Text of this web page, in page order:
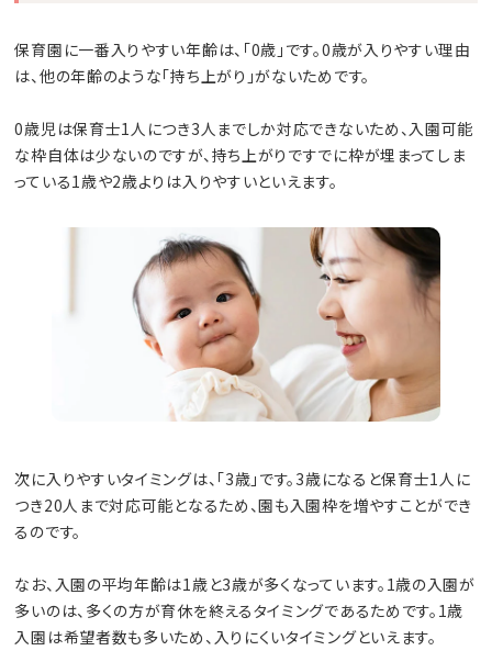
保育園に一番入りやすい年齢は、「0歳」です。0歳が入りやすい理由
は、他の年齢のような「持ち上がり」がないためです。
0歳児は保育士1人につき3人までしか対応できないため、入園可能
な枠自体は少ないのですが、持ち上がりですでに枠が埋まってしま
っている1歳や2歳よりは入りやすいといえます。
次に入りやすいタイミングは、「3歳」です。3歳になると保育士1人に
つき20人まで対応可能となるため、園も入園枠を増やすことができ
るのです。
なお、入園の平均年齢は1歳と3歳が多くなっています。1歳の入園が
多いのは、多くの方が育休を終えるタイミングであるためです。1歳
入園は希望者数も多いため、入りにくいタイミングといえます。